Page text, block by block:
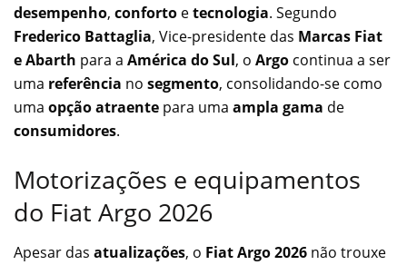
desempenho, conforto etecnologia. Segundo
Frederico Battaglia, Vice-presidente das Marcas Fiat
e Abarth para a América do Sul, o Argo continua a ser
uma referência no segmento, consolidando-se como
uma opção atraente para uma ampla gama de
consumidores.
Motorizações e equipamentos
do Fiat Argo 2026
Apesar das atualizações, o Fiat Argo 2026 não trouxe